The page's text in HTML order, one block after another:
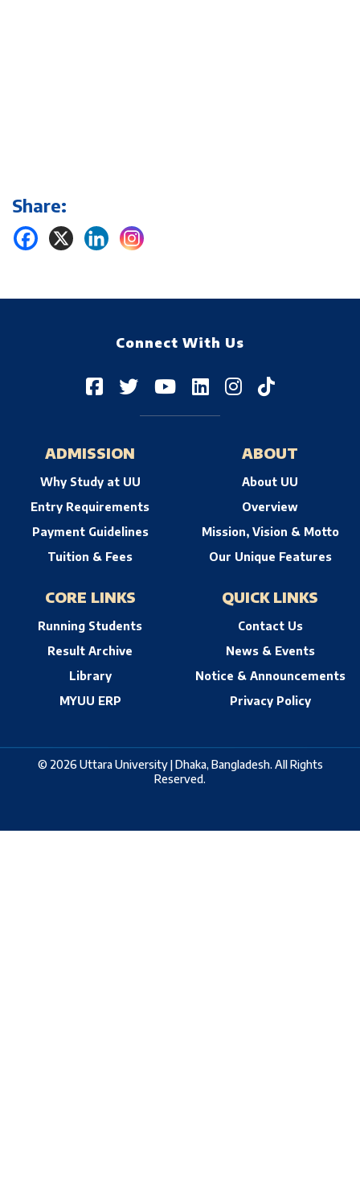
Share:
Connect With Us
ADMISSION
Why Study at UU
Entry Requirements
Payment Guidelines
Tuition & Fees
ABOUT
About UU
Overview
Mission, Vision & Motto
Our Unique Features
CORE LINKS
Running Students
Result Archive
Library
MYUU ERP
QUICK LINKS
Contact Us
News & Events
Notice & Announcements
Privacy Policy
© 2026 Uttara University | Dhaka, Bangladesh. All Rights
Reserved.